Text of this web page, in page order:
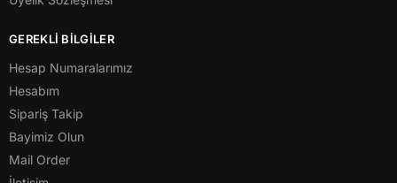
GEREKLİ BİLGİLER
Hesap Numaralarımız
Hesabım
Sipariş Takip
Bayimiz Olun
Mail Order